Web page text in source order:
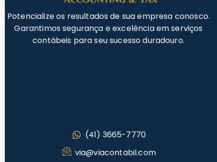
Potencialize os resultados de sua empresa conosco.
Garantimos segurança e excelência em serviços
contábeis para seu sucesso duradouro.
(41) 3665-7770
via@viacontabil.com